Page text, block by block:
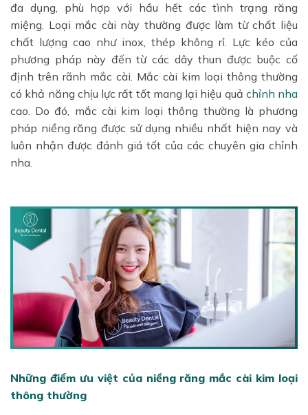
đa dụng, phù hợp với hầu hết các tình trạng răng
miệng. Loại mắc cài này thường được làm từ chất liệu
chất lượng cao như inox, thép không rỉ. Lực kéo của
phương pháp này đến từ các dây thun được buộc cố
định trên rãnh mắc cài. Mắc cài kim loại thông thường
có khả năng chịu lực rất tốt mang lại hiệu quả chỉnh nha
cao. Do đó, mắc cài kim loại thông thường là phương
pháp niềng răng được sử dụng nhiều nhất hiện nay và
luôn nhận được đánh giá tốt của các chuyên gia chỉnh
nha.
Những điểm ưu việt của niềng răng mắc cài kim loại
thông thường